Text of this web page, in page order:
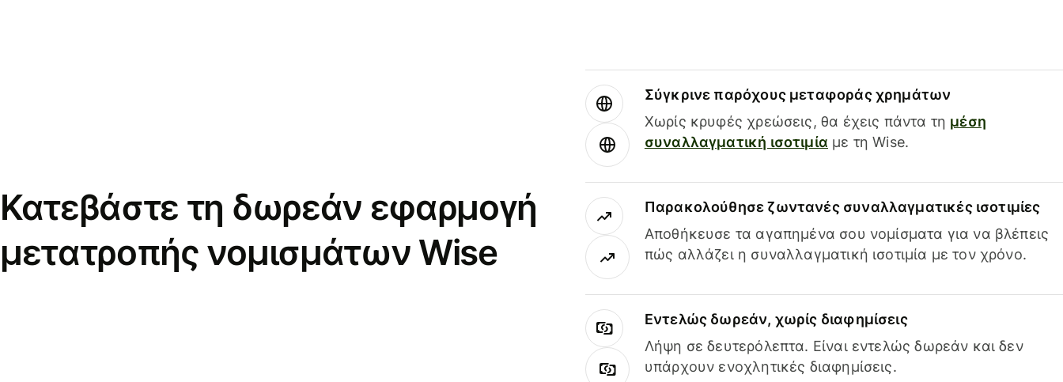
Κατεβάστε τη δωρεάν εφαρμογή
μετατροπής νομισμάτων Wise
Σύγκρινε παρόχους μεταφοράς χρημάτων
Χωρίς κρυφές χρεώσεις, θα έχεις πάντα τη μέση
συναλλαγματική ισοτιμία με τη Wise.
Παρακολούθησε ζωντανές συναλλαγματικές ισοτιμίες
Αποθήκευσε τα αγαπημένα σου νομίσματα για να βλέπεις
πώς αλλάζει η συναλλαγματική ισοτιμία με τον χρόνο.
Εντελώς δωρεάν, χωρίς διαφημίσεις
Λήψη σε δευτερόλεπτα. Είναι εντελώς δωρεάν και δεν
υπάρχουν ενοχλητικές διαφημίσεις.